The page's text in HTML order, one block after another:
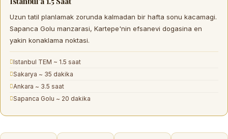
Uzun tatil planlamak zorunda kalmadan bir hafta sonu kacamagi.
Sapanca Golu manzarasi, Kartepe'nin efsanevi dogasina en
yakin konaklama noktasi.
Istanbul TEM ~ 1.5 saat
Sakarya ~ 35 dakika
Ankara ~ 3.5 saat
Sapanca Golu ~ 20 dakika